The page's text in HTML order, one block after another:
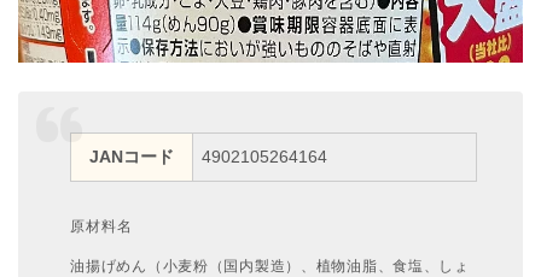
JANコード 4902105264164
原材料名
油揚げめん（小麦粉（国内製造）、植物油脂、食塩、しょ